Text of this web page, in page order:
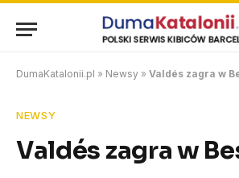
DumaKatalonii.pl » Newsy » Valdés zagra w
NEWSY
Valdés zagra w